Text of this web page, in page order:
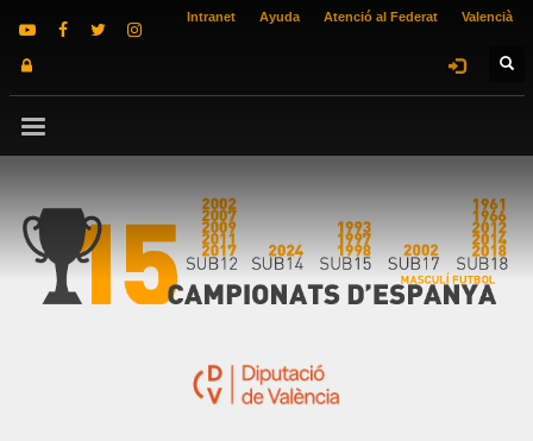
Intranet Ayuda Atenció al Federat Valencià